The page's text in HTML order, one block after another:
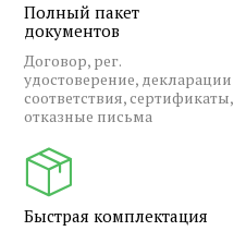
Полный пакет
документов
Договор, рег.
удостоверение, декларации
соответствия, сертификаты,
отказные письма
Быстрая комплектация